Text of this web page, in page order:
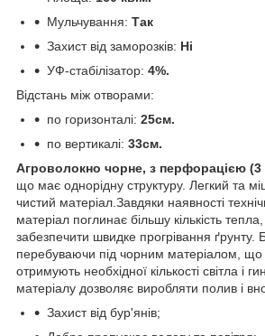
Мульчування: Так
Захист від заморозків: Ні
УФ-стабілізатор: 4%.
Відстань між отворами:
по горизонталі: 25см.
по вертикалі: 33см.
Агроволокно чорне, з перфорацією
що має однорідну структуру. Легкий та
чистий матеріал.Завдяки наявності
матеріал поглинає більшу кількість
забезпечити швидке прогрівання ґрунту.
перебуваючи під чорним матеріалом,
отримують необхідної кількості світла і
матеріалу дозволяє виробляти полив і
Захист від бур'янів;